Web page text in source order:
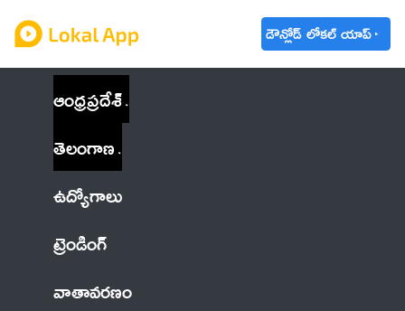
డౌన్లోడ్ లోకల్ యాప్
ఆంధ్రప్రదేశ్
తెలంగాణ
ఉద్యోగాలు
ట్రెండింగ్
వాతావరణం